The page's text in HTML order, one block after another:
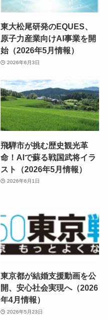
東大松尾研発のEQUES、
原子力産業向けAI事業を開
始（2026年5月情報）
2026年6月3日
飛騨市が挑む歴史観光革
命！AIで蘇る戦国武将イラ
スト（2026年5月情報）
2026年6月1日
東京都が結婚支援動画を公
開、安心社会実現へ（2026
年4月情報）
2026年5月23日